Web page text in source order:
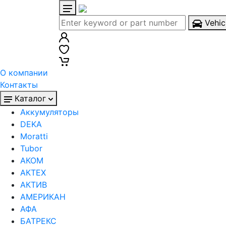
О компании
Контакты
Каталог
Аккумуляторы
DEKA
Moratti
Tubor
АКОМ
АКТЕХ
АКТИВ
АМЕРИКАН
АФА
БАТРЕКС